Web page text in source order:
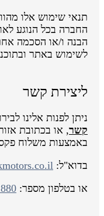
תנאי שימוש אלו
החברה בכל הנוגע
הבנה ו/או הסכמה
לשימוש באתר ובתוכנו.
ליצירת קשר
ניתן לפנות אלינו
קשר
באמצעות משלוח פקס למספר
בדוא"ל:
או בטלפון מספר: *2880